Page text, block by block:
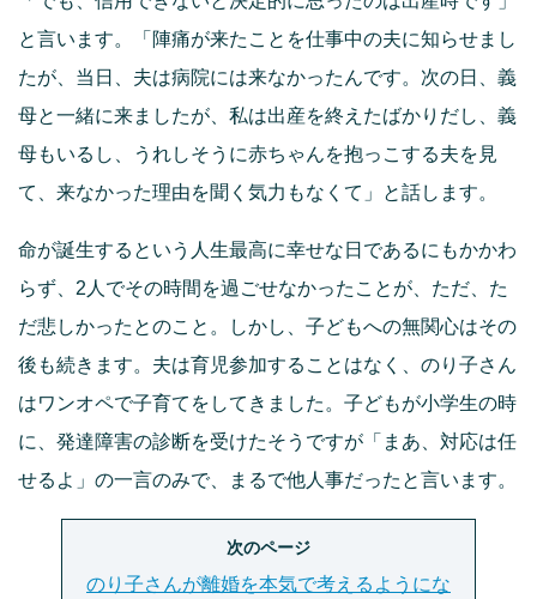
と言います。「陣痛が来たことを仕事中の夫に知らせまし
たが、当日、夫は病院には来なかったんです。次の日、義
母と一緒に来ましたが、私は出産を終えたばかりだし、義
母もいるし、うれしそうに赤ちゃんを抱っこする夫を見
て、来なかった理由を聞く気力もなくて」と話します。
命が誕生するという人生最高に幸せな日であるにもかかわ
らず、2人でその時間を過ごせなかったことが、ただ、た
だ悲しかったとのこと。しかし、子どもへの無関心はその
後も続きます。夫は育児参加することはなく、のり子さん
はワンオペで子育てをしてきました。子どもが小学生の時
に、発達障害の診断を受けたそうですが「まあ、対応は任
せるよ」の一言のみで、まるで他人事だったと言います。
次のページ
のり子さんが離婚を本気で考えるようにな